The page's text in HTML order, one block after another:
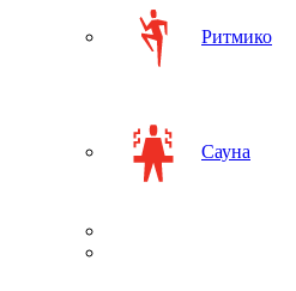
Ритмико
Сауна